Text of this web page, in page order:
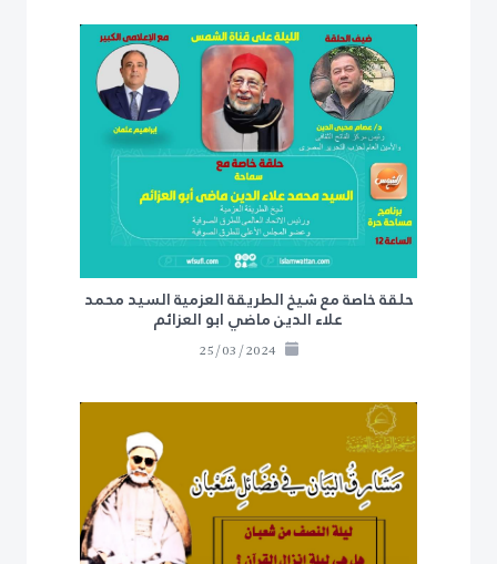
حلقة خاصة مع شيخ الطريقة العزمية السيد محمد
علاء الدين ماضي ابو العزائم